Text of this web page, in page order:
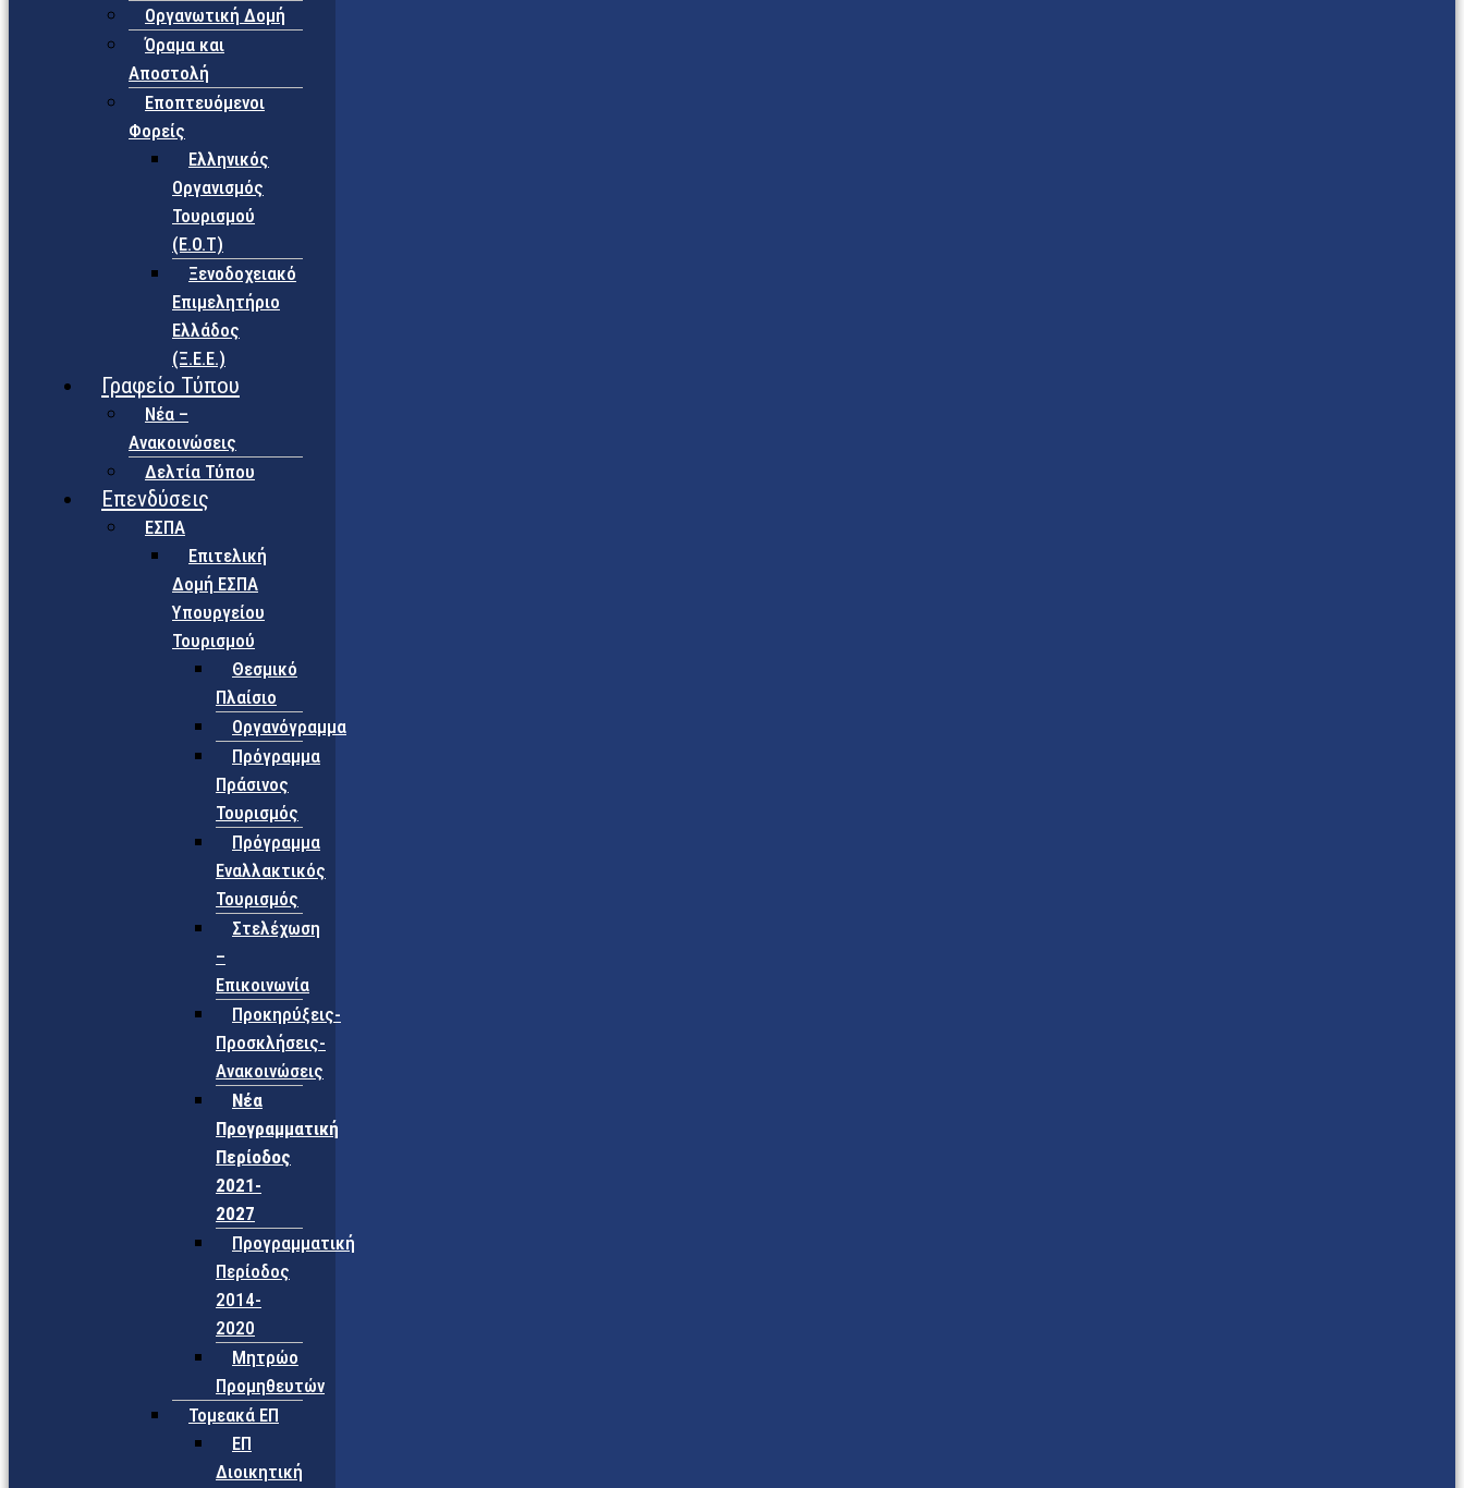
Οργανωτική Δομή
Όραμα και
Αποστολή
Εποπτευόμενοι
Φορείς
Eλληνικός
Οργανισμός
Τουρισμού
(Ε.Ο.Τ)
Ξενοδοχειακό
Επιμελητήριο
Ελλάδος
(Ξ.Ε.Ε.)
Γραφείο Τύπου
Νέα –
Ανακοινώσεις
Δελτία Τύπου
Επενδύσεις
ΕΣΠΑ
Επιτελική
Δομή ΕΣΠΑ
Υπουργείου
Τουρισμού
Θεσμικό
Πλαίσιο
Οργανόγραμμα
Πρόγραμμα
Πράσινος
Τουρισμός
Πρόγραμμα
Εναλλακτικός
Τουρισμός
Στελέχωση
–
Επικοινωνία
Προκηρύξεις-
Προσκλήσεις-
Ανακοινώσεις
Νέα
Προγραμματική
Περίοδος
2021-
2027
Προγραμματική
Περίοδος
2014-
2020
Μητρώο
Προμηθευτών
Τομεακά ΕΠ
ΕΠ
Διοικητική